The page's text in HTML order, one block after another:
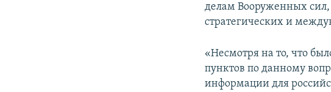
делам Вооруженных
стратегических и
«Несмотря на то, что
пунктов по данному
информации для